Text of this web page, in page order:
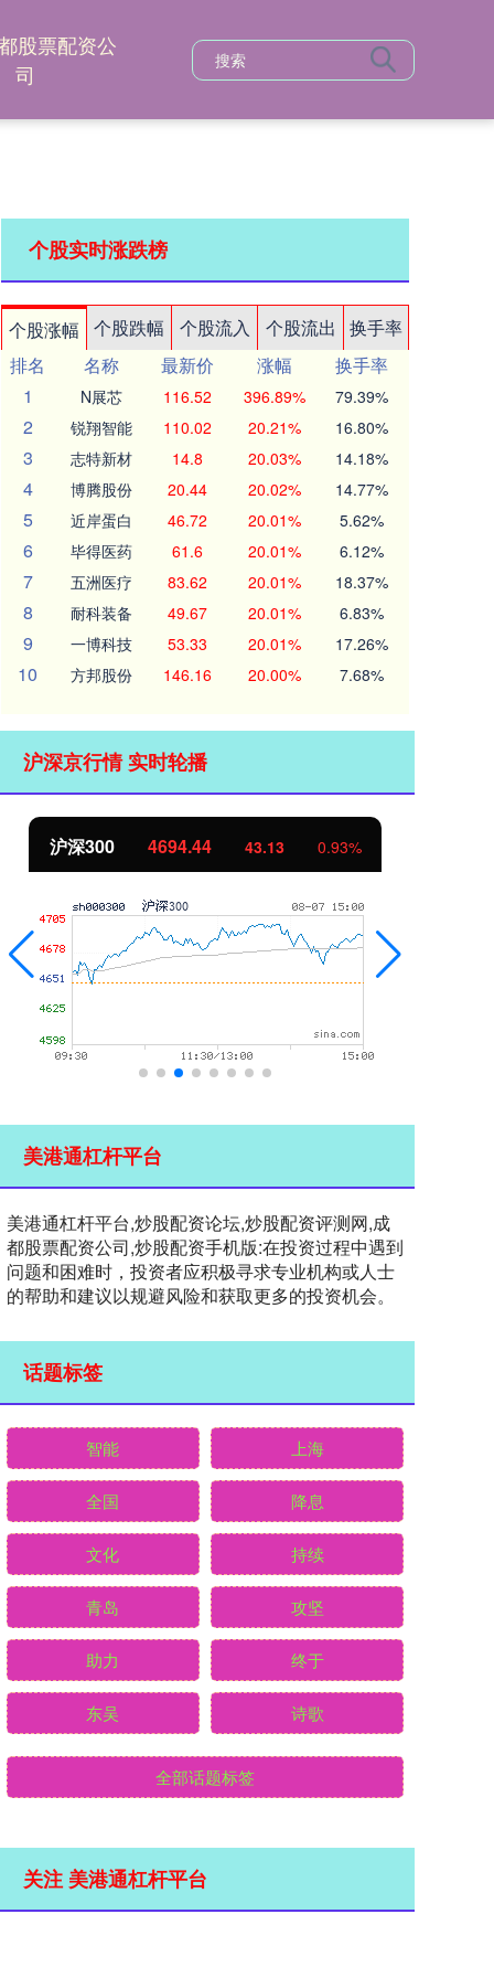
股票配资公
司
个股实时涨跌榜
个股涨幅 个股跌幅 个股流入 个股流出
换手率
排名
名称 最新价 涨幅
换手率
1
N展芯 116.52 396.89% 79.39%
2 锐翔智能 110.02 20.21% 16.80%
3 志特新材 14.8 20.03% 14.18%
4 博腾股份 20.44 20.02% 14.77%
5 近岸蛋白 46.72 20.01% 5.62%
6 毕得医药 61.6 20.01% 6.12%
7 五洲医疗 83.62 20.01% 18.37%
8 耐科装备 49.67 20.01% 6.83%
9 一博科技 53.33 20.01% 17.26%
10 方邦股份 146.16 20.00% 7.68%
沪深京行情 实时轮播
北证50 1134.24 11.37 1.01%
美港通杠杆平台
美港通杠杆平台,炒股配资论坛,炒股配资评测网,成
都股票配资公司,炒股配资手机版:在投资过程中遇到
问题和困难时，投资者应积极寻求专业机构或人士
的帮助和建议以规避风险和获取更多的投资机会。
话题标签
智能 上海
全国 降息
文化 持续
青岛 攻坚
助力 终于
东吴 诗歌
全部话题标签
关注 美港通杠杆平台